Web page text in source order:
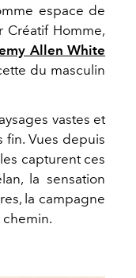
espace de
Créatif Homme,
Allen White
du masculin
vastes et
fin. Vues depuis
capturent ces
la sensation
la campagne
chemin.